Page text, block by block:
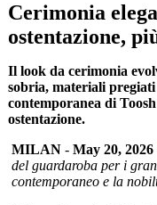
Cerimonia
ostentazione,
Il look da cerimonia
sobria, materiali pregiati
contemporanea di
ostentazione.
MILAN - May 20, 2026
del guardaroba per i
contemporaneo e la